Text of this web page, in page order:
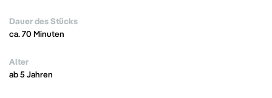
Dauer des Stücks
ca. 70 Minuten
Alter
ab 5 Jahren